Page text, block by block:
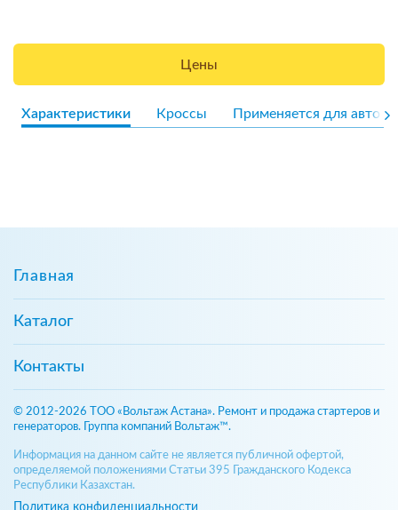
Цены
Характеристики Кроссы Применяется для авто
Главная
Каталог
Контакты
© 2012-2026 ТОО «Вольтаж Астана». Ремонт и продажа стартеров и
генераторов. Группа компаний Вольтаж™.
Информация на данном сайте не является публичной офертой,
определяемой положениями Статьи 395 Гражданского Кодекса
Республики Казахстан.
Политика конфиденциальности